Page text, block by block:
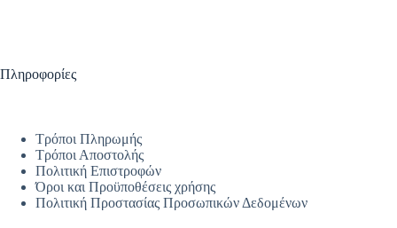
Πληροφορίες
Τρόποι Πληρωμής
Τρόποι Αποστολής
Πολιτική Επιστροφών
Όροι και Προϋποθέσεις χρήσης
Πολιτική Προστασίας Προσωπικών Δεδομένων